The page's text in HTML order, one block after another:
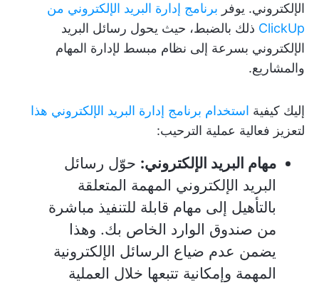
الإلكتروني. يوفر برنامج إدارة البريد الإلكتروني من
ClickUp ذلك بالضبط، حيث يحول رسائل البريد
الإلكتروني بسرعة إلى نظام مبسط لإدارة المهام
والمشاريع.
إليك كيفية استخدام برنامج إدارة البريد الإلكتروني هذا
لتعزيز فعالية عملية الترحيب:
مهام البريد الإلكتروني: حوّل رسائل
البريد الإلكتروني المهمة المتعلقة
بالتأهيل إلى مهام قابلة للتنفيذ مباشرة
من صندوق الوارد الخاص بك. وهذا
يضمن عدم ضياع الرسائل الإلكترونية
المهمة وإمكانية تتبعها خلال العملية